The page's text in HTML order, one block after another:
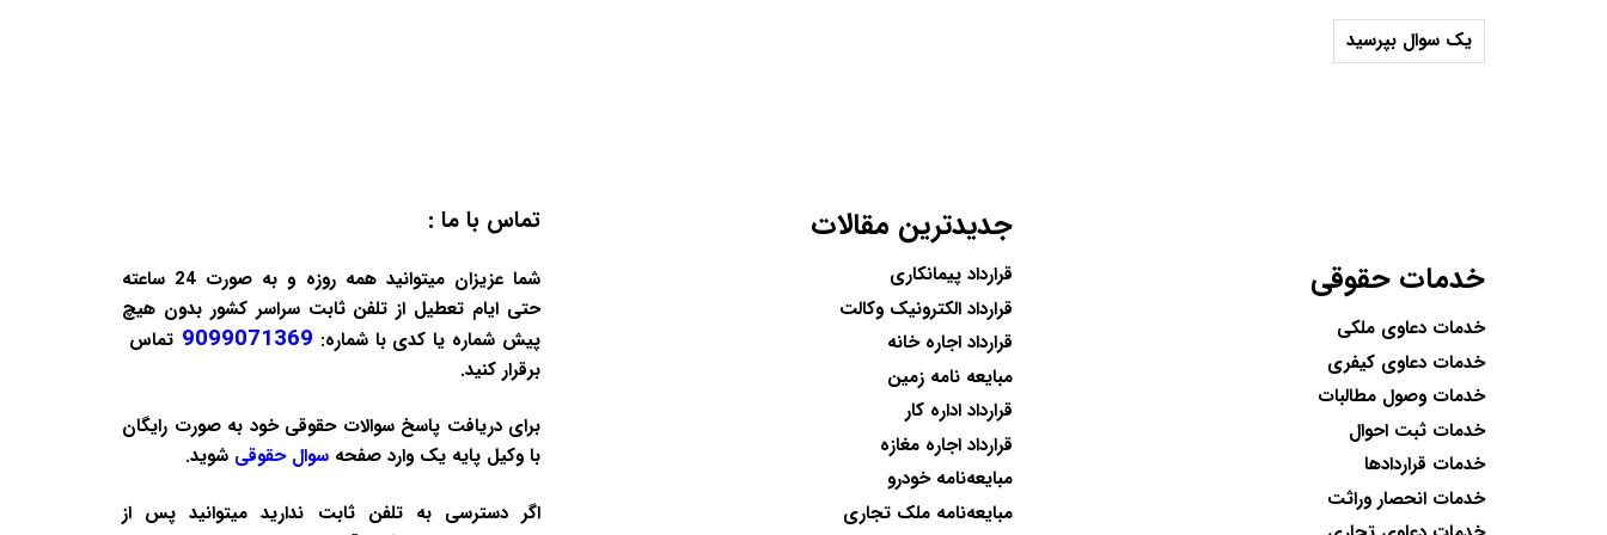
یک سوال بپرسید
خدمات حقوقی
خدمات دعاوی ملکی
خدمات دعاوی کیفری
خدمات وصول مطالبات
خدمات ثبت احوال
خدمات قراردادها
خدمات انحصار وراثت
جدیدترین مقالات
قرارداد پیمانکاری
قرارداد الکترونیک وکالت
قرارداد اجاره خانه
مبایعه نامه زمین
قرارداد اداره کار
قرارداد اجاره مغازه
مبایعه‌نامه خودرو
مبایعه‌نامه ملک تجاری
تماس با ما :
شما عزیزان میتوانید همه روزه و به صورت 24 ساعته
حتی ایام تعطیل از تلفن ثابت سراسر کشور بدون هیچ
پیش شماره یا کدی با شماره: 9099071369 تماس
برقرار کنید.
برای دریافت پاسخ سوالات حقوقی خود به صورت رایگان
با وکیل پایه یک وارد صفحه سوال حقوقی شوید.
اگر دسترسی به تلفن ثابت ندارید میتوانید پس از